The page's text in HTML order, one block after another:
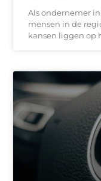
Als ondernemer
mensen in de
kansen liggen op